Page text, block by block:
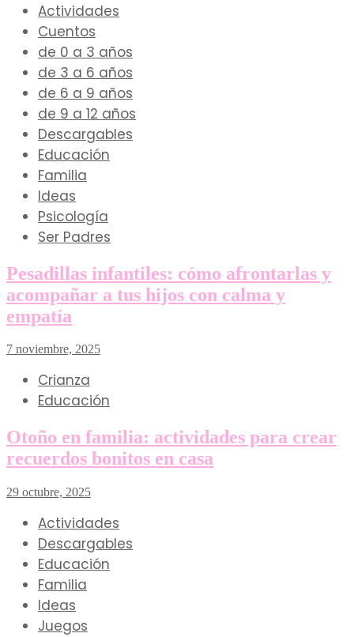
Actividades
Cuentos
de 0 a 3 años
de 3 a 6 años
de 6 a 9 años
de 9 a 12 años
Descargables
Educación
Familia
Ideas
Psicología
Ser Padres
Pesadillas infantiles: cómo afrontarlas y
acompañar a tus hijos con calma y
empatía
7 noviembre, 2025
Crianza
Educación
Otoño en familia: actividades para crear
recuerdos bonitos en casa
29 octubre, 2025
Actividades
Descargables
Educación
Familia
Ideas
Juegos